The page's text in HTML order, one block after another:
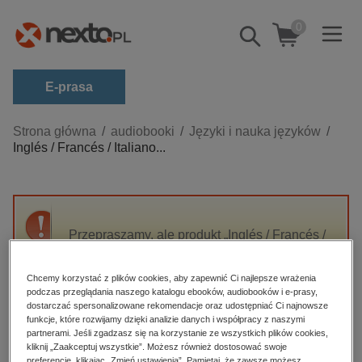
Pokaż/schowaj
wyszukiwarkę
0
E-prasa
Kategorie
Zobacz wszystkie E-prasa
budownictwo, aranżacja wnętrz
darmowe wydania
edukacja
hobby, sport, rozrywka
komputery, internet, technologie, informatyka
Strona główna audiobooki
Języki i nauka języków
Inglés / Francés / Italiano...
Przepraszamy, ale produkt „Inglés / Francés /
dostępny.
High-contrast mode
Chcemy korzystać z plików cookies, aby zapewnić Ci najlepsze wrażenia
podczas przeglądania naszego katalogu ebooków, audiobooków i e-prasy,
dostarczać spersonalizowane rekomendacje oraz udostępniać Ci najnowsze
funkcje, które rozwijamy dzięki analizie danych i współpracy z naszymi
partnerami. Jeśli zgadzasz się na korzystanie ze wszystkich plików cookies,
kliknij „Zaakceptuj wszystkie”. Możesz również dostosować swoje